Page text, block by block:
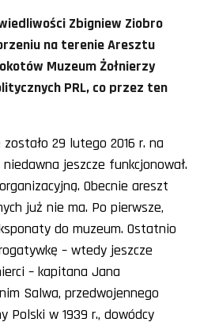
Zbigniew Ziobro
na terenie Aresztu
Muzeum Żołnierzy
PRL, co przez ten
29 lutego 2016 r. na
jeszcze funkcjonował.
Obecnie areszt
już nie ma. Po pierwsze,
do muzeum. Ostatnio
– wtedy jeszcze
– kapitana Jana
Salwa, przedwojennego
Polski w 1939 r., dowódcy